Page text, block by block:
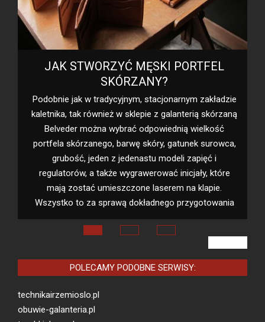
RZEMIOSŁO KALETNICZE W SIECI
Kreowanie unikalnych wyrobów ze skóry jest
naczelnym celem wspólników marki ze skórzaną
galanterią – belveder.com.pl. Postawili oni wszystko
na kreowanie wyrobów skórzanych na zamówienie i
nie produkowanych seryjnie. Serie galanterii w
zakładzie Belveder mają tylko kilkanaście, nie kilkaset
egzemplarzy. Najważniejsza jest dla nich jakość, nie
masowa liczba sprzedanych produktów, a
obuwie-galanteria.pl
torebkiskora.pl